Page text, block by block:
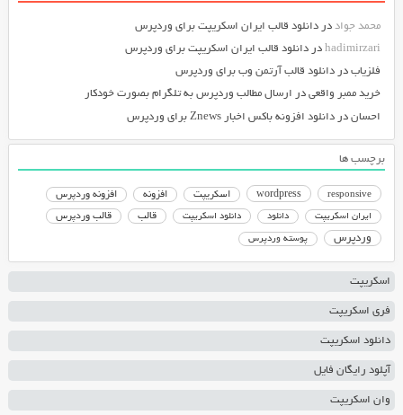
محمد جواددر دانلود قالب ایران اسکریپت برای وردپرس
hadimirzariدر دانلود قالب ایران اسکریپت برای وردپرس
فلزیابدر دانلود قالب آرتمن وب برای وردپرس
خرید ممبر واقعیدر ارسال مطالب وردپرس به تلگرام بصورت خودکار
احساندر دانلود افزونه باکس اخبار Znews برای وردپرس
برچسب ها
responsive
wordpress اسکریپت افزونه افزونه وردپرس
ایران اسکریپت دانلود دانلود اسکریپت قالب قالب وردپرس
وردپرس پوسته وردپرس
اسکریپت
فری اسکریپت
دانلود اسکریپت
آپلود رایگان فایل
وان اسکریپت